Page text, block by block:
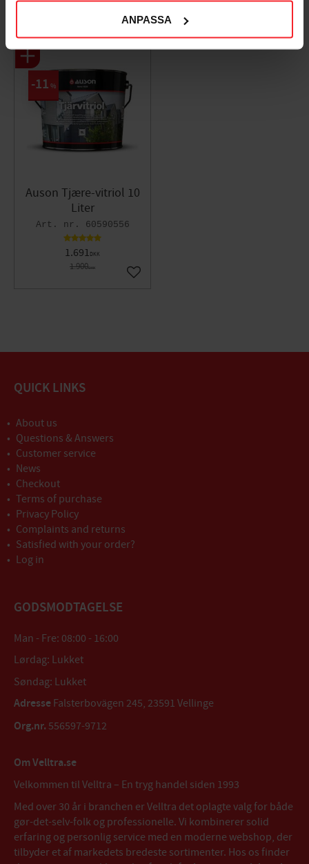
ANPASSA
Populära produkter
Auson Tjære-vitriol 10
Liter
60590556
1.691DKK
1.900DKK
11 %
Gem som favorit
QUICK LINKS
About us
Questions & Answers
Customer service
News
Checkout
Terms of purchase
Privacy Policy
Complaints and returns
Satisfied with your order?
Log in
GODSMODTAGELSE
Man - Fre: 08:00 - 16:00
Lørdag: Lukket
Søndag: Lukket
Adresse Falsterbovägen 245, 23591 Vellinge
Org.nr. 556597-9712
Om Velltra.se
Velkommen til Velltra – En tryg handel siden 1993
Med over 30 år i branchen er Velltra det oplagte valg for både
gør-det-selv-folk og professionelle. Vi kombinerer solid
erfaring og personlig service med en moderne webshop, der
tilbyder et af markedets bredeste sortimenter. Hos os finder